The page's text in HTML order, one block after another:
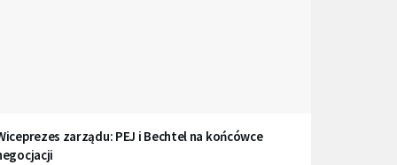
zarządu: PEJ i Bechtel na końcówce